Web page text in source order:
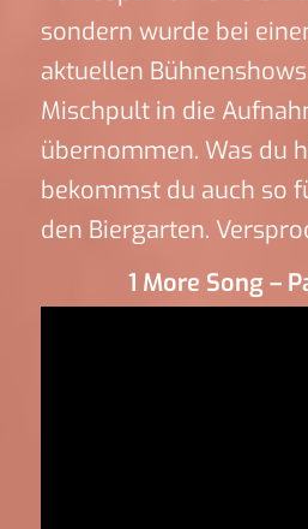
sondern wurde bei
aktuellen
Mischpult in die
übernommen. Was du
bekommst du auch so
den Biergarten.
1 More Song –